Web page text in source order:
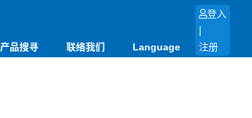
产品搜寻 联络我们 Language
登入
|
注册